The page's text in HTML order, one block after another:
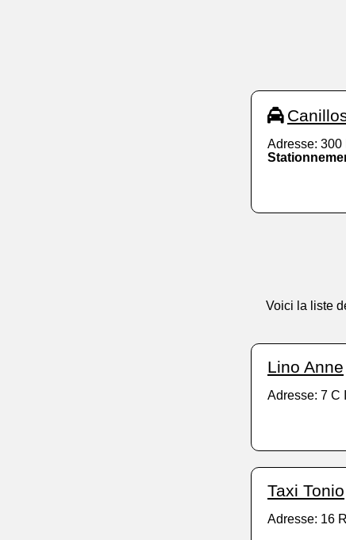
Adresse: 300
Voici la liste
Lino Anne
Adresse: 7 C
Taxi Tonio
Adresse: 16